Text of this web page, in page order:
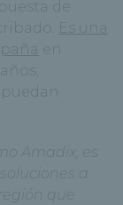
de
Es una
en
Amadix, es
a
que